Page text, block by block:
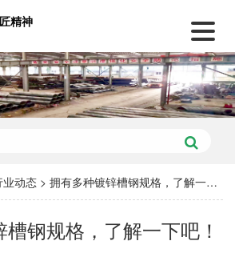
精神
业动态 > 拥有多种镀锌槽钢规格，了解一下吧！
钢规格，了解一下吧！